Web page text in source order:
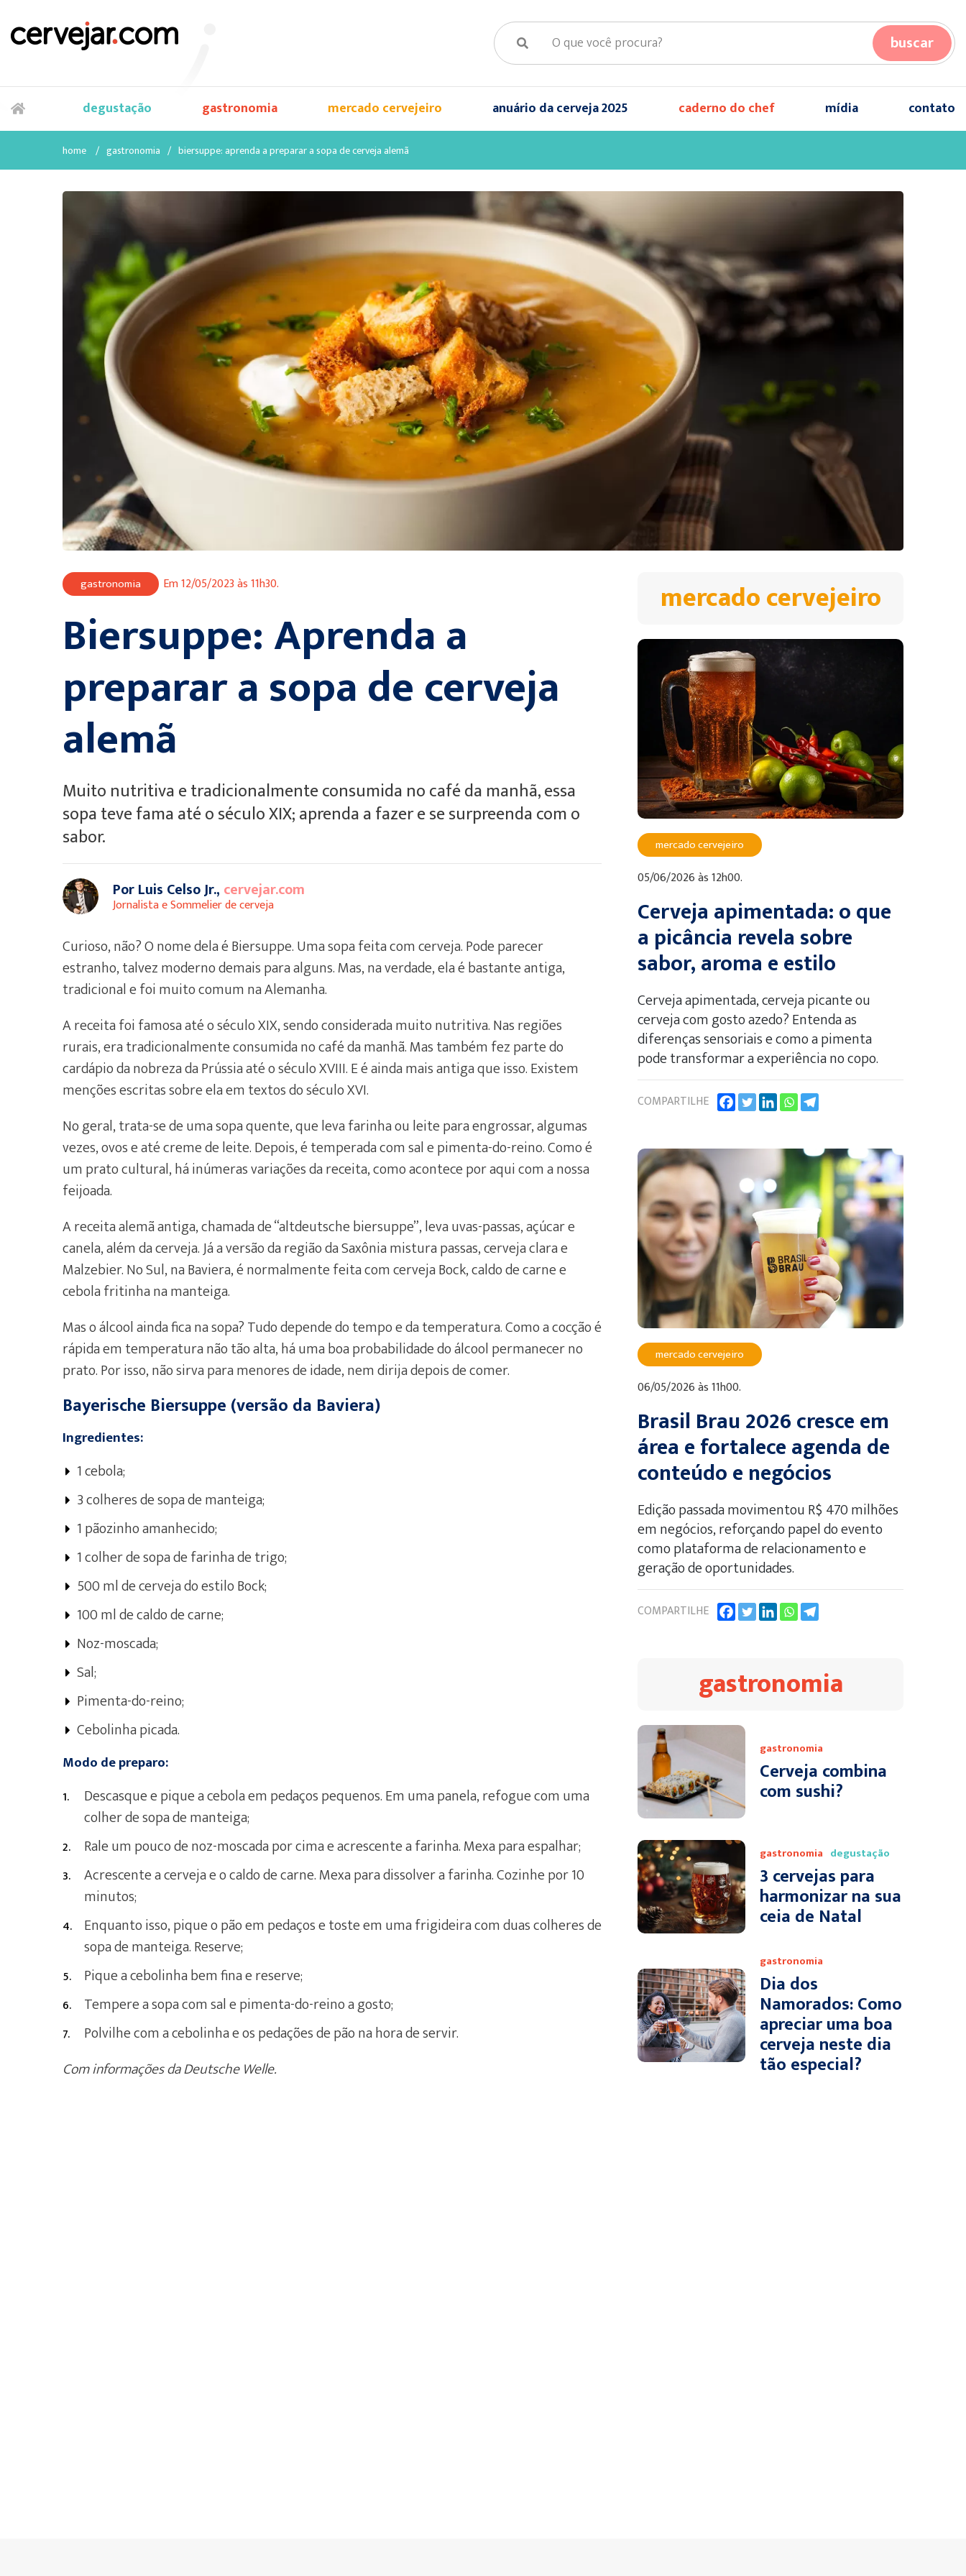
buscar
degustação gastronomia mercado cervejeiro anuário da cerveja 2025 caderno do chef mídia contato
home / gastronomia / biersuppe: aprenda a preparar a sopa de cerveja alemã
gastronomia Em 12/05/2023 às 11h30.
Biersuppe: Aprenda a
preparar a sopa de cerveja
alemã
Muito nutritiva e tradicionalmente consumida no café da manhã, essa
sopa teve fama até o século XIX; aprenda a fazer e se surpreenda com o
sabor.
Por Luis Celso Jr., cervejar.com
Jornalista e Sommelier de cerveja
Curioso, não? O nome dela é Biersuppe. Uma sopa feita com cerveja. Pode parecer
estranho, talvez moderno demais para alguns. Mas, na verdade, ela é bastante antiga,
tradicional e foi muito comum na Alemanha.
A receita foi famosa até o século XIX, sendo considerada muito nutritiva. Nas regiões
rurais, era tradicionalmente consumida no café da manhã. Mas também fez parte do
cardápio da nobreza da Prússia até o século XVIII. E é ainda mais antiga que isso. Existem
menções escritas sobre ela em textos do século XVI.
No geral, trata-se de uma sopa quente, que leva farinha ou leite para engrossar, algumas
vezes, ovos e até creme de leite. Depois, é temperada com sal e pimenta-do-reino. Como é
um prato cultural, há inúmeras variações da receita, como acontece por aqui com a nossa
feijoada.
A receita alemã antiga, chamada de “altdeutsche biersuppe”, leva uvas-passas, açúcar e
canela, além da cerveja. Já a versão da região da Saxônia mistura passas, cerveja clara e
Malzebier. No Sul, na Baviera, é normalmente feita com cerveja Bock, caldo de carne e
cebola fritinha na manteiga.
Mas o álcool ainda fica na sopa? Tudo depende do tempo e da temperatura. Como a cocção é
rápida em temperatura não tão alta, há uma boa probabilidade do álcool permanecer no
prato. Por isso, não sirva para menores de idade, nem dirija depois de comer.
Bayerische Biersuppe (versão da Baviera)
Ingredientes:
1 cebola;
3 colheres de sopa de manteiga;
1 pãozinho amanhecido;
1 colher de sopa de farinha de trigo;
500 ml de cerveja do estilo Bock;
100 ml de caldo de carne;
Noz-moscada;
Sal;
Pimenta-do-reino;
Cebolinha picada.
Modo de preparo:
Descasque e pique a cebola em pedaços pequenos. Em uma panela, refogue com uma
colher de sopa de manteiga;
Rale um pouco de noz-moscada por cima e acrescente a farinha. Mexa para espalhar;
Acrescente a cerveja e o caldo de carne. Mexa para dissolver a farinha. Cozinhe por 10
minutos;
Enquanto isso, pique o pão em pedaços e toste em uma frigideira com duas colheres de
sopa de manteiga. Reserve;
Pique a cebolinha bem fina e reserve;
Tempere a sopa com sal e pimenta-do-reino a gosto;
Polvilhe com a cebolinha e os pedações de pão na hora de servir.
Com informações da Deutsche Welle.
mercado cervejeiro
mercado cervejeiro
05/06/2026 às 12h00.
Cerveja apimentada: o que
a picância revela sobre
sabor, aroma e estilo
Cerveja apimentada, cerveja picante ou
cerveja com gosto azedo? Entenda as
diferenças sensoriais e como a pimenta
pode transformar a experiência no copo.
COMPARTILHE
mercado cervejeiro
06/05/2026 às 11h00.
Brasil Brau 2026 cresce em
área e fortalece agenda de
conteúdo e negócios
Edição passada movimentou R$ 470 milhões
em negócios, reforçando papel do evento
como plataforma de relacionamento e
geração de oportunidades.
COMPARTILHE
gastronomia
gastronomia
Cerveja combina
com sushi?
gastronomia degustação
3 cervejas para
harmonizar na sua
ceia de Natal
gastronomia
Dia dos
Namorados: Como
apreciar uma boa
cerveja neste dia
tão especial?